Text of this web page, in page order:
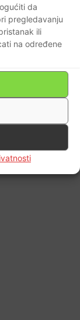
da
pregledavanju
ili
na određene
privatnosti